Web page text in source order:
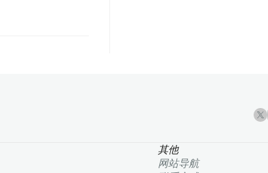
其他
网站导航